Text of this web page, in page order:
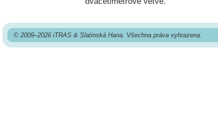
© 2009–2026 iTRAS & Slatinská Hana. Všechna práva vyhrazena.